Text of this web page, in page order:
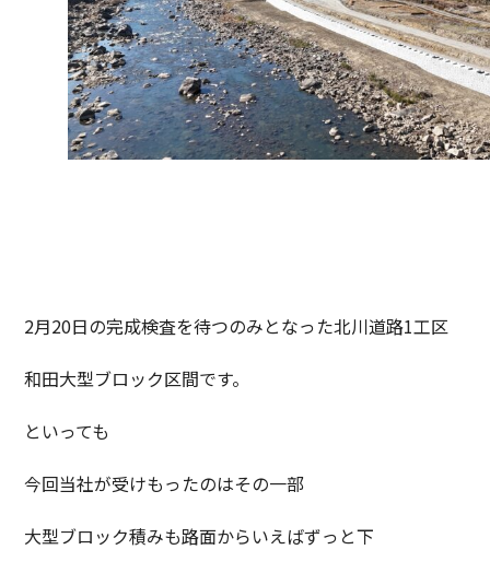
2月20日の完成検査を待つのみとなった北川道路1工区
和田大型ブロック区間です。
といっても
今回当社が受けもったのはその一部
大型ブロック積みも路面からいえばずっと下